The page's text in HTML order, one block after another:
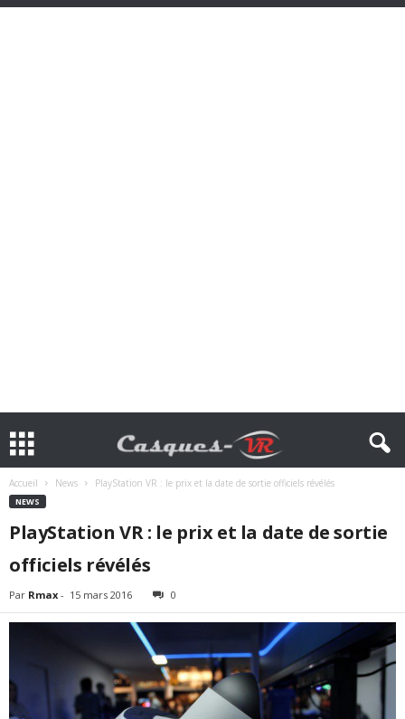
Accueil News PlayStation VR : le prix et la date de sortie officiels révélés
NEWS
PlayStation VR : le prix et la date de sortie
officiels révélés
Par Rmax - 15 mars 2016 0